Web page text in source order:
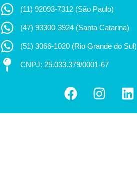
(11) 92093-7312 (São Paulo)
(47) 93300-3924 (Santa Catarina)
(51) 3066-1020 (Rio Grande do Sul)
CNPJ: 25.033.379/0001-67